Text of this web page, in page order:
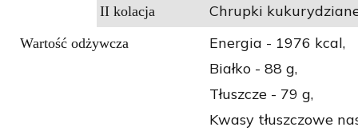
II kolacja Chrupki
Wartość odżywcza
Energia - 1976 kcal,
Białko - 88 g,
Tłuszcze - 79 g,
Kwasy tłuszczowe